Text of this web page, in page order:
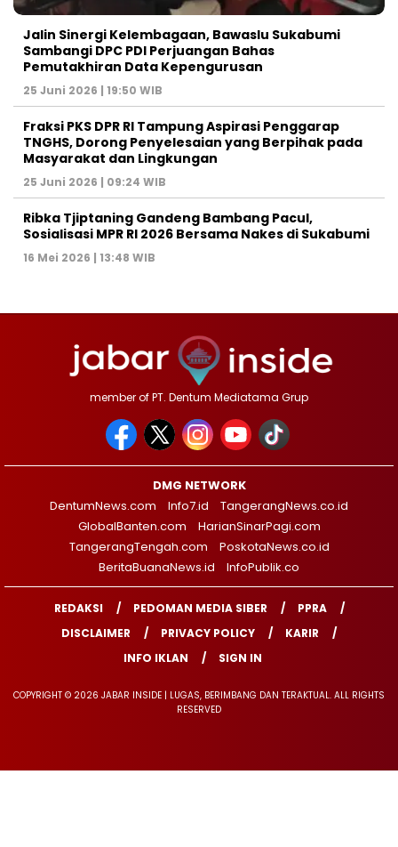
Jalin Sinergi Kelembagaan, Bawaslu Sukabumi
Sambangi DPC PDI Perjuangan Bahas
Pemutakhiran Data Kepengurusan
25 Juni 2026 | 19:50 WIB
‎Fraksi PKS DPR RI Tampung Aspirasi Penggarap
TNGHS, Dorong Penyelesaian yang Berpihak pada
Masyarakat dan Lingkungan‎
25 Juni 2026 | 09:24 WIB
Ribka Tjiptaning Gandeng Bambang Pacul,
Sosialisasi MPR RI 2026 Bersama Nakes di Sukabumi
16 Mei 2026 | 13:48 WIB
member of PT. Dentum Mediatama Grup
DMG NETWORK
DentumNews.com
Info7.id
TangerangNews.co.id
GlobalBanten.com
HarianSinarPagi.com
TangerangTengah.com
PoskotaNews.co.id
BeritaBuanaNews.id
InfoPublik.co
REDAKSI PEDOMAN MEDIA SIBER
PPRA
DISCLAIMER
PRIVACY POLICY
KARIR
INFO IKLAN
SIGN IN
COPYRIGHT © 2026 JABAR INSIDE | LUGAS, BERIMBANG DAN TERAKTUAL. ALL RIGHTS
RESERVED